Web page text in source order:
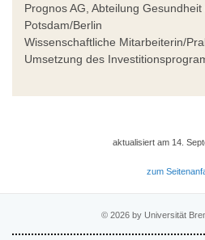
Prognos AG, Abteilung Gesundheit
Potsdam/Berlin
Wissenschaftliche Mitarbeiterin/
Umsetzung des
aktualisiert am 14.
zum
© 2026 by Universität